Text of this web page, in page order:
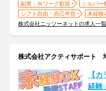
副業・Ｗワーク歓迎
シルバー
シフト自由・自己申告
未経験
株式会社ニッソーネットの求人一
株式会社アクティサポート
【
経験